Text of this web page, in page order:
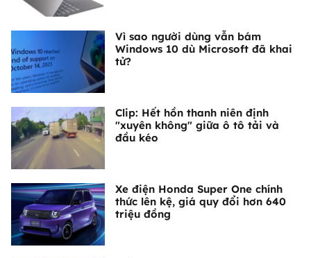
Vì sao người dùng vẫn bám
Windows 10 dù Microsoft đã khai
tử?
Clip: Hết hồn thanh niên định
"xuyên không" giữa ô tô tải và
đầu kéo
Xe điện Honda Super One chính
thức lên kệ, giá quy đổi hơn 640
triệu đồng